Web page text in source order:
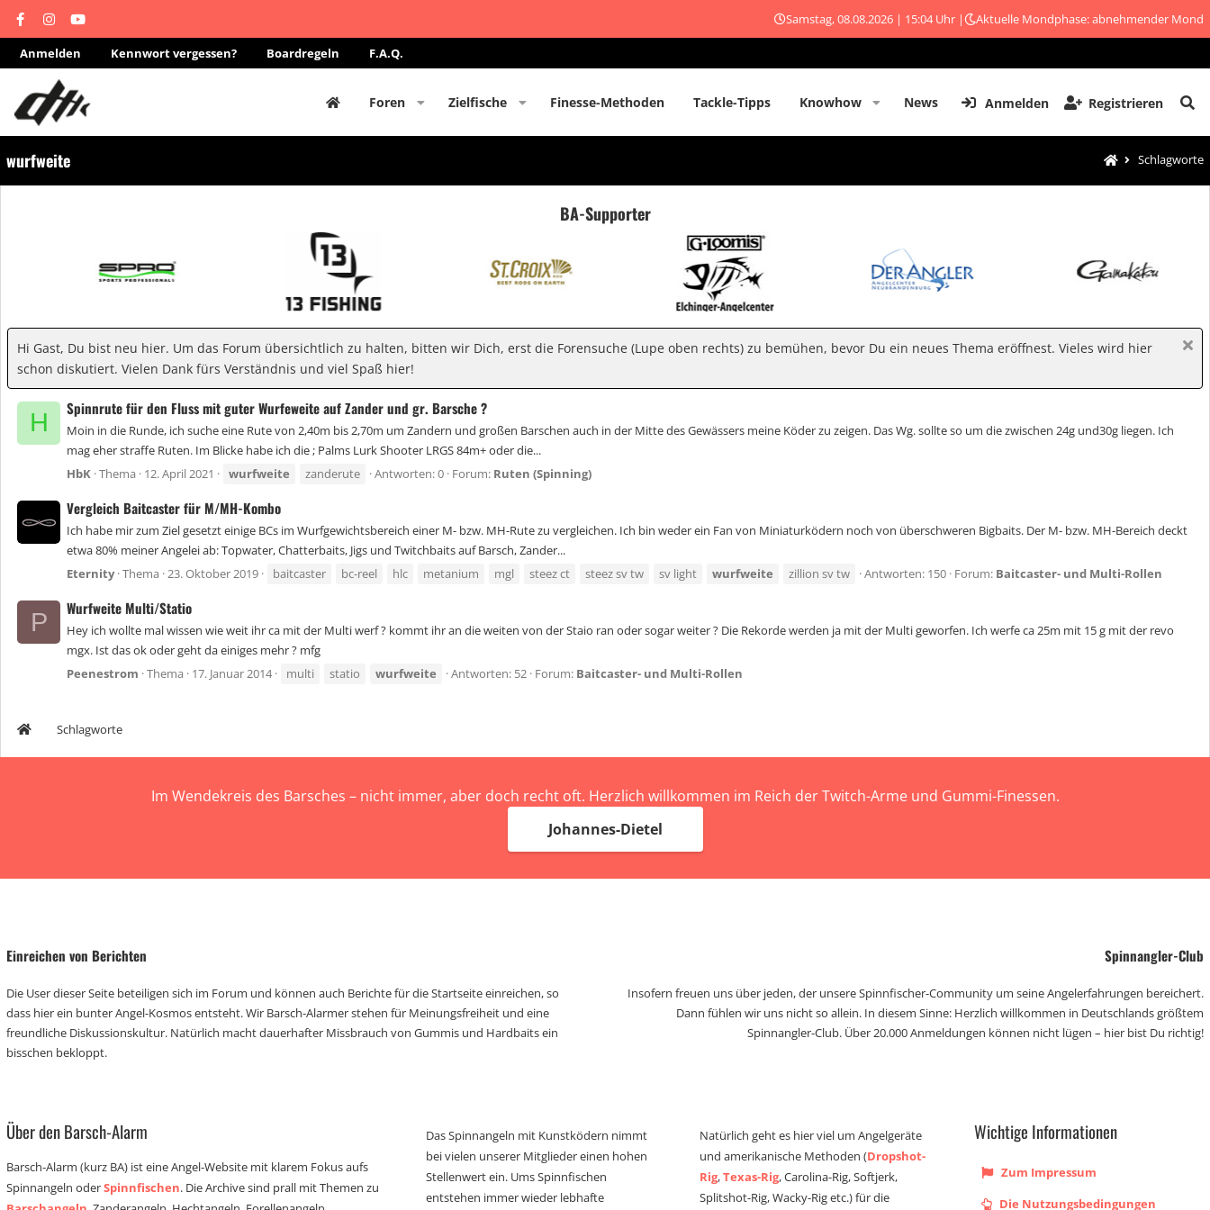
Samstag, 08.08.2026 | 15:04 Uhr | Aktuelle Mondphase: abnehmender Mond
Anmelden Kennwort vergessen? Boardregeln F.A.Q.
Foren Zielfische Finesse-Methoden Tackle-Tipps Knowhow News Anmelden Registrieren
wurfweite Schlagworte
BA-Supporter
Hi Gast, Du bist neu hier. Um das Forum übersichtlich zu halten, bitten wir Dich, erst die Forensuche (Lupe oben rechts) zu bemühen, bevor Du ein neues Thema eröffnest. Vieles wird hier
schon diskutiert. Vielen Dank fürs Verständnis und viel Spaß hier!
H
Spinnrute für den Fluss mit guter Wurfeweite auf Zander und gr. Barsche ?
Moin in die Runde, ich suche eine Rute von 2,40m bis 2,70m um Zandern und großen Barschen auch in der Mitte des Gewässers meine Köder zu zeigen. Das Wg. sollte so um die zwischen 24g und30g liegen. Ich
mag eher straffe Ruten. Im Blicke habe ich die ; Palms Lurk Shooter LRGS 84m+ oder die...
HbK Thema 12. April 2021 wurfweite zanderute Antworten: 0 Forum: Ruten (Spinning)
Vergleich Baitcaster für M/MH-Kombo
Ich habe mir zum Ziel gesetzt einige BCs im Wurfgewichtsbereich einer M- bzw. MH-Rute zu vergleichen. Ich bin weder ein Fan von Miniaturködern noch von überschweren Bigbaits. Der M- bzw. MH-Bereich deckt
etwa 80% meiner Angelei ab: Topwater, Chatterbaits, Jigs und Twitchbaits auf Barsch, Zander...
Eternity Thema 23. Oktober 2019 baitcaster bc-reel hlc metanium mgl steez ct steez sv tw sv light wurfweite zillion sv tw Antworten: 150 Forum: Baitcaster- und Multi-Rollen
P
Wurfweite Multi/Statio
Hey ich wollte mal wissen wie weit ihr ca mit der Multi werf ? kommt ihr an die weiten von der Staio ran oder sogar weiter ? Die Rekorde werden ja mit der Multi geworfen. Ich werfe ca 25m mit 15 g mit der revo
mgx. Ist das ok oder geht da einiges mehr ? mfg
Peenestrom Thema 17. Januar 2014 multi statio wurfweite Antworten: 52 Forum: Baitcaster- und Multi-Rollen
Schlagworte
Im Wendekreis des Barsches – nicht immer, aber doch recht oft. Herzlich willkommen im Reich der Twitch-Arme und Gummi-Finessen.
Johannes-Dietel
Einreichen von Berichten
Die User dieser Seite beteiligen sich im Forum und können auch Berichte für die Startseite einreichen, so
dass hier ein bunter Angel-Kosmos entsteht. Wir Barsch-Alarmer stehen für Meinungsfreiheit und eine
freundliche Diskussionskultur. Natürlich macht dauerhafter Missbrauch von Gummis und Hardbaits ein
bisschen bekloppt.
Spinnangler-Club
Insofern freuen uns über jeden, der unsere Spinnfischer-Community um seine Angelerfahrungen bereichert.
Dann fühlen wir uns nicht so allein. In diesem Sinne: Herzlich willkommen in Deutschlands größtem
Spinnangler-Club. Über 20.000 Anmeldungen können nicht lügen – hier bist Du richtig!
Über den Barsch-Alarm
Barsch-Alarm (kurz BA) ist eine Angel-Website mit klarem Fokus aufs
Spinnangeln oderSpinnfischen. Die Archive sind prall mit Themen zu
Das Spinnangeln mit Kunstködern nimmt
bei vielen unserer Mitglieder einen hohen
Stellenwert ein. Ums Spinnfischen
entstehen immer wieder lebhafte
Natürlich geht es hier viel um Angelgeräte
und amerikanische Methoden (Dropshot-
Rig,Texas-Rig, Carolina-Rig, Softjerk,
Splitshot-Rig, Wacky-Rig etc.) für die
Wichtige Informationen
Zum Impressum
Die Nutzungsbedingungen